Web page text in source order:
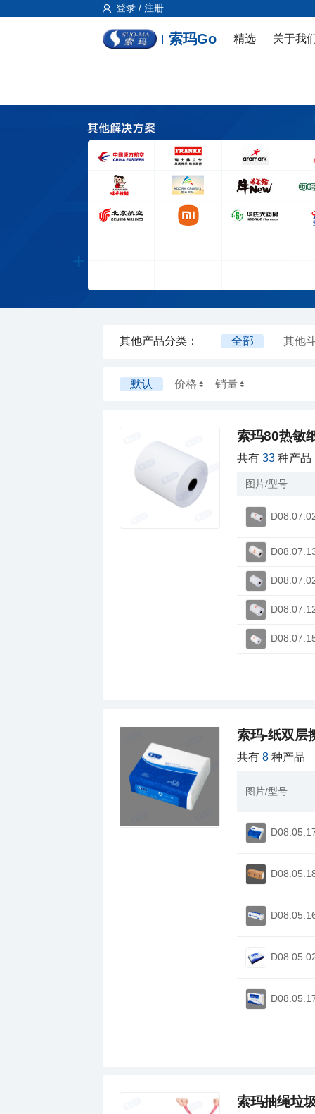
登录 / 注册
索玛Go 精选 关于我
其他产品分类： 全部
其他
其他打切煎蛋类
其他瓶类
其他杯篮类
其他储物箱类
其他电器类
其他玻璃清洁类
其他卫生间类
其他尼龙手套
其他铲夹类
其他水及酿制品
其他塑料杯类
其他铝箔类打包
其他保鲜袋
其他塑料背心袋
其他塑料类刀叉
其他百洁布类
其他其他纸类
默认 价格 销量
索玛80热敏
共有33 种产品
图片/型号
索玛-纸双层
共有8 种产品
图片/型号
索玛抽绳垃